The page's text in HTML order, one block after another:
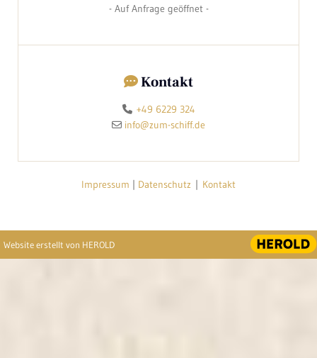
- Auf Anfrage geöffnet -
Kontakt
 +49 6229 324
 info@zum-schiff.de
Impressum | Datenschutz | Kontakt
Website erstellt von HEROLD